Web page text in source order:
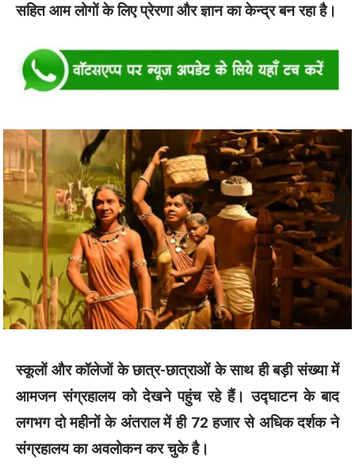
सहित आम लोगों के लिए प्रेरणा और ज्ञान का केन्द्र बन रहा है।
स्कूलों और कॉलेजों के छात्र-छात्राओं के साथ ही बड़ी संख्या में
आमजन संग्रहालय को देखने पहुंच रहे हैं। उद्घाटन के बाद
लगभग दो महीनों के अंतराल में ही 72 हजार से अधिक दर्शक ने
संग्रहालय का अवलोकन कर चुके है।